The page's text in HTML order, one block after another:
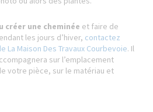
une cheminée et faire de
les jours d’hiver, contactez
Maison Des Travaux Courbevoie. Il
sur l’emplacement
votre pièce, sur le matériau et